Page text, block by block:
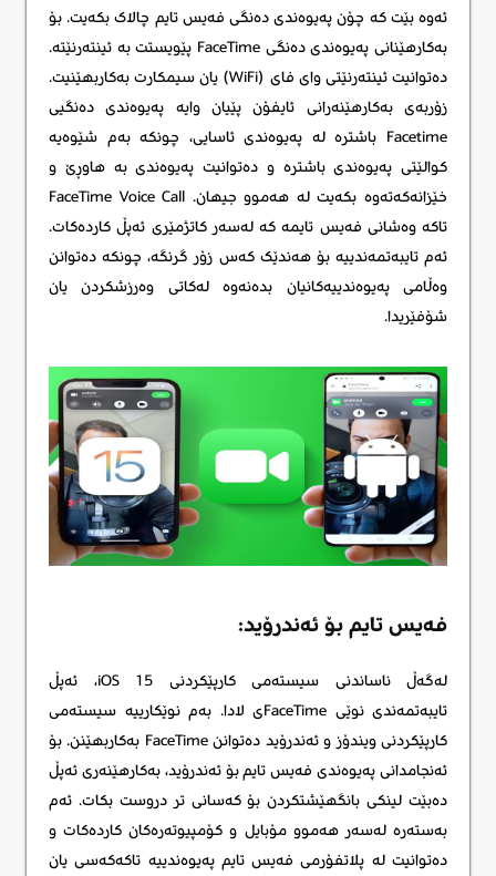
ئەوە بێت کە چۆن پەیوەندی دەنگی فەیس تایم چالاک بکەیت. بۆ
بەکارهێنانی پەیوەندی دەنگی FaceTime پێویستت بە ئینتەرنێتە.
دەتوانیت ئینتەرنێتی وای فای (WiFi) یان سیمکارت بەکاربهێنیت.
زۆربەی بەکارهێنەرانی ئایفۆن پێیان وایە پەیوەندی دەنگیی
Facetime باشترە لە پەیوەندی ئاسایی، چونکە بەم شێوەیە
کوالێتی پەیوەندی باشترە و دەتوانیت پەیوەندی بە هاوڕێ و
خێزانەکەتەوە بکەیت لە هەموو جیهان. FaceTime Voice Call
تاکە وەشانی فەیس تایمە کە لەسەر کاتژمێری ئەپڵ کاردەکات.
ئەم تایبەتمەندییە بۆ هەندێک کەس زۆر گرنگە، چونکە دەتوانن
وەڵامی پەیوەندییەکانیان بدەنەوە لەکاتی وەرزشکردن یان
شۆفێریدا.
فەیس تایم بۆ ئەندرۆید:
لەگەڵ ناساندنی سیستەمی کارپێکردنی iOS 15، ئەپڵ
تایبەتمەندی نوێی FaceTimeی لادا. بەم نوێکارییە سیستەمی
کارپێکردنی ویندۆز و ئەندرۆید دەتوانن FaceTime بەکاربهێنن. بۆ
ئەنجامدانی پەیوەندی فەیس تایم بۆ ئەندرۆید، بەکارهێنەری ئەپڵ
دەبێت لینکی بانگهێشتکردن بۆ کەسانی تر دروست بکات. ئەم
بەستەرە لەسەر هەموو مۆبایل و کۆمپیوتەرەکان کاردەکات و
دەتوانیت لە پلاتفۆرمی فەیس تایم پەیوەندییە تاکەکەسی یان